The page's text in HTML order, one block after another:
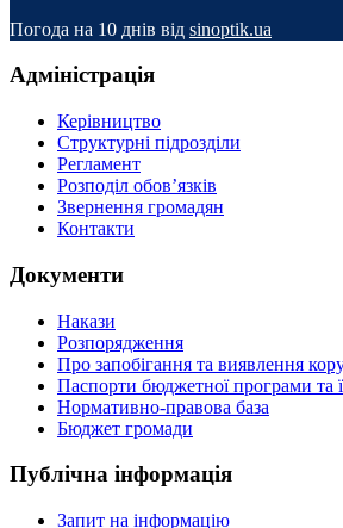
Погода на 10 днів від sinoptik.ua
Адміністрація
Керівництво
Структурні підрозділи
Регламент
Розподіл обов’язків
Звернення громадян
Контакти
Документи
Накази
Розпорядження
Про запобігання та виявлення
Паспорти бюджетної програми та
Нормативно-правова база
Бюджет громади
Публічна інформація
Запит на інформацію